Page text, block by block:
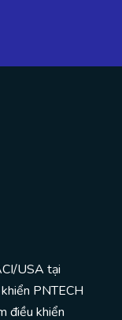
USA tại
PNTECH
điều khiển